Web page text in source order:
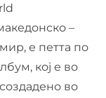
–
е петта по
кој е во
во